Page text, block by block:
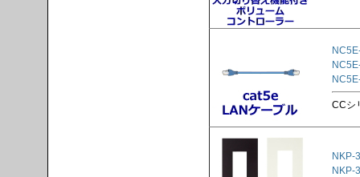
CCシ
NKP-
NKP-